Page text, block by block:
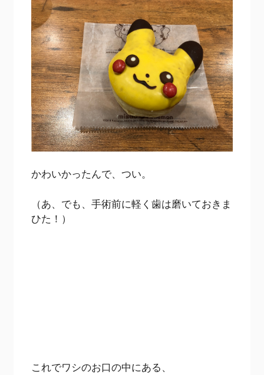
かわいかったんで、つい。
（あ、でも、手術前に軽く歯は磨いておきま
ひた！）
これでワシのお口の中にある、